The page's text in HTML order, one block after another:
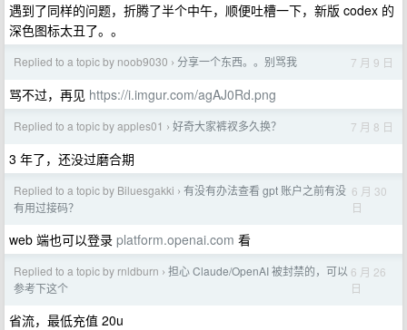
遇到了同样的问题，折腾了半个中午，顺便吐槽一下，新版 codex 的
深色图标太丑了。。
Replied to a topic by noob9030 › 分享一个东西。。别骂我 7 月 9 日
骂不过，再见 https://i.imgur.com/agAJ0Rd.png
Replied to a topic by apples01 › 好奇大家裤衩多久换？ 7 月 8 日
3 年了，还没过磨合期
Replied to a topic by Biluesgakki › 有没有办法查看 gpt 账户之前有没
有用过接码？
6 月 30
日
web 端也可以登录 platform.openai.com 看
Replied to a topic by rnldburn › 担心 Claude/OpenAI 被封禁的，可以
参考下这个
6 月 26
日
省流，最低充值 20u